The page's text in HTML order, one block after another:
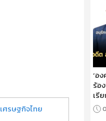
เศรษฐกิจไทย
‘อ
ร้อ
เรี